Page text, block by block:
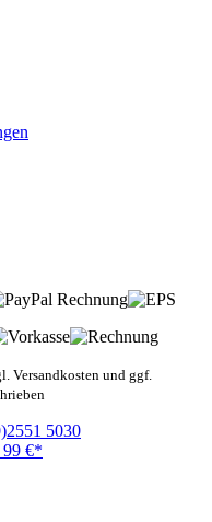
Versandkosten und ggf.
5030
99 €*